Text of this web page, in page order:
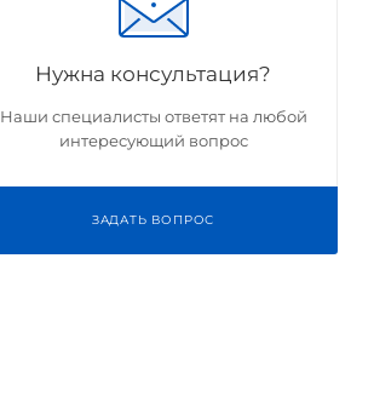
Нужна консультация?
Наши специалисты ответят на любой
интересующий вопрос
ЗАДАТЬ ВОПРОС